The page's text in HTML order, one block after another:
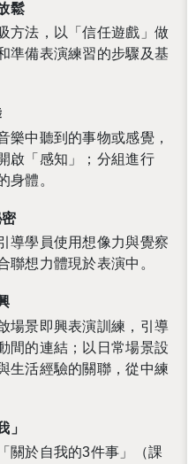
鬆
方法，以「信任遊戲」做
準備表演練習的步驟及基
樂中聽到的事物或感覺，
啟「感知」；分組進行
身體。
導學員使用想像力與覺察
聯想力體現於表演中。
場景即興表演訓練，引導
間的連結；以日常場景設
生活經驗的關聯，從中練
」
關於自我的3件事」（課